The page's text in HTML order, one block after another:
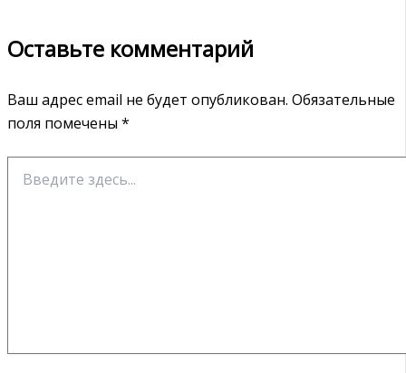
Оставьте комментарий
Ваш адрес email не будет опубликован. Обязательные
поля помечены *
здесь...